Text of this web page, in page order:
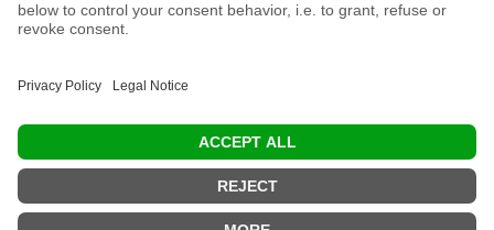
Veranstaltungskalender
Mail an die Redaktion
"In den Wäldern sind Dinge, über die nachzudenken man jahrelang
Moos liegen könnte." (Franz Kafka)